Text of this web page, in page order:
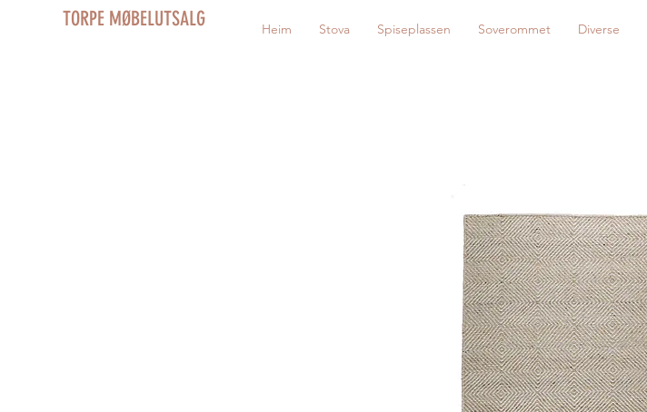
TORPE MØBELUTSALG Heim Stova Spiseplassen Soverommet Diverse